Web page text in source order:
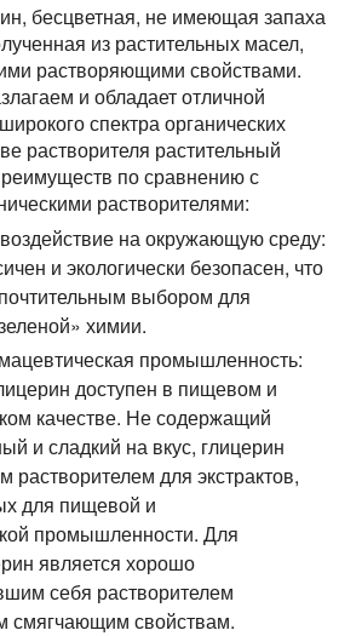
бесцветная, не имеющая запаха
из растительных масел,
растворяющими свойствами.
и обладает отличной
спектра органических
растворителя растительный
по сравнению с
растворителями:
на окружающую среду:
и экологически безопасен, что
выбором для
химии.
промышленность:
доступен в пищевом и
качестве. Не содержащий
и сладкий на вкус, глицерин
растворителем для экстрактов,
для пищевой и
промышленности. Для
является хорошо
себя растворителем
смягчающим свойствам.